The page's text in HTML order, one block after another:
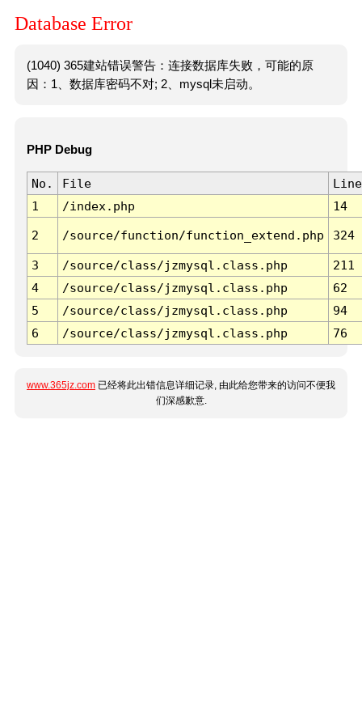
Database Error
(1040) 365建站错误警告：连接数据库失败，可能的原
因：1、数据库密码不对; 2、mysql未启动。
PHP Debug
No. File
Line
1
/index.php 14
2 /source/function/function_extend.php 324
3 /source/class/jzmysql.class.php
211
4
/source/class/jzmysql.class.php
62
5
/source/class/jzmysql.class.php
94
6
/source/class/jzmysql.class.php 76
www.365jz.com 已经将此出错信息详细记录, 由此给您带来的访问不便我
们深感歉意.